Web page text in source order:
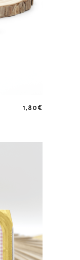
1,80€